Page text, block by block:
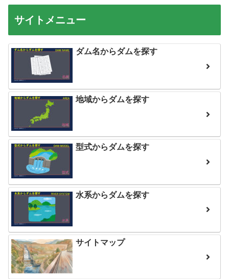
サイトメニュー
ダム名からダムを探す
地域からダムを探す
型式からダムを探す
水系からダムを探す
サイトマップ